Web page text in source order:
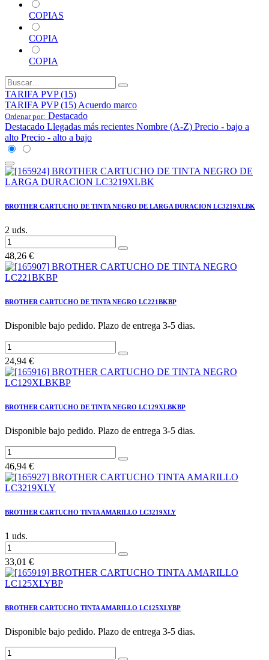
COPIAS
COPIA
COPIA
TARIFA PVP (15)
TARIFA PVP (15) Acuerdo marco
Ordenar por: Destacado
Destacado Llegadas más recientes Nombre (A-Z) Precio - bajo a
alto Precio - alto a bajo
BROTHER CARTUCHO DE TINTA NEGRO DE LARGA DURACION LC3219XLBK
2 uds.
48,26 €
BROTHER CARTUCHO DE TINTA NEGRO LC221BKBP
Disponible bajo pedido. Plazo de entrega 3-5 dias.
24,94 €
BROTHER CARTUCHO DE TINTA NEGRO LC129XLBKBP
Disponible bajo pedido. Plazo de entrega 3-5 dias.
46,94 €
BROTHER CARTUCHO TINTA AMARILLO LC3219XLY
1 uds.
33,01 €
BROTHER CARTUCHO TINTA AMARILLO LC125XLYBP
Disponible bajo pedido. Plazo de entrega 3-5 dias.